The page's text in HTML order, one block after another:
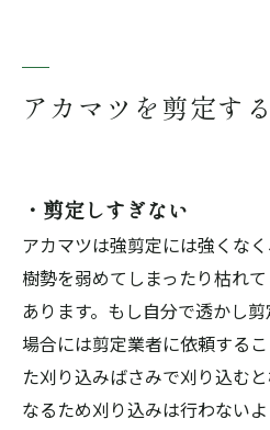
アカマツを剪定す
・剪定しすぎない
アカマツは強剪定には強くな
樹勢を弱めてしまったり枯れ
あります。もし自分で透かし
場合には剪定業者に依頼する
た刈り込みばさみで刈り込む
なるため刈り込みは行わないよ